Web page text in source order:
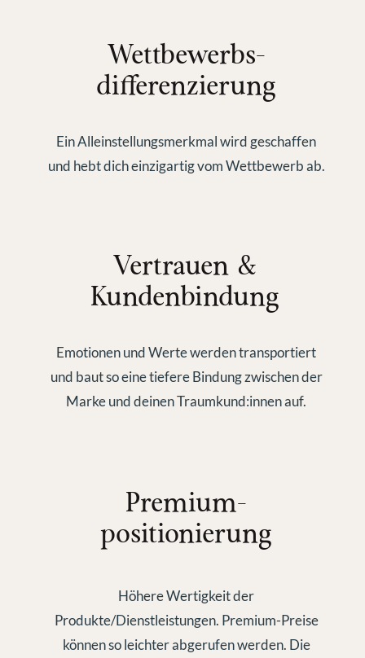
Wettbewerbs-
differenzierung
Ein Alleinstellungsmerkmal wird geschaffen
und hebt dich einzigartig vom Wettbewerb ab.
Vertrauen &
Kundenbindung
Emotionen und Werte werden transportiert
und baut so eine tiefere Bindung zwischen der
Marke und deinen Traumkund:innen auf.
Premium-
positionierung
Höhere Wertigkeit der
Produkte/Dienstleistungen. Premium-Preise
können so leichter abgerufen werden. Die